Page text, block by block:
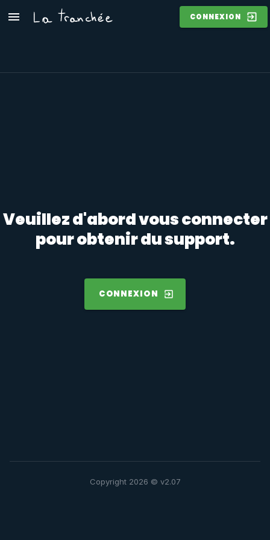
CONNEXION
Veuillez d'abord vous connecter
pour obtenir du support.
CONNEXION
Copyright 2026 © v2.07